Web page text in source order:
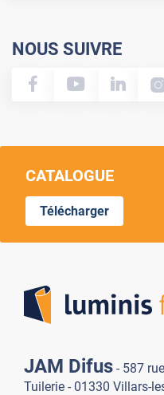
NOUS SUIVRE
CATALOGUE
Télécharger
JAM Difus - 587
Tuilerie - 01330 Villars-